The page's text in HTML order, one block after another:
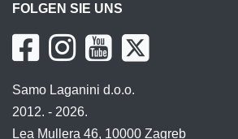
FOLGEN SIE UNS
Samo Laganini d.o.o.
2012. - 2026.
Lea Mullera 46, 10000 Zagreb